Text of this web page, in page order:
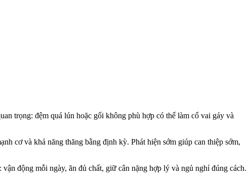
trọng: đệm quá lún hoặc gối không phù hợp có thể làm cổ vai gáy và
cơ và khả năng thăng bằng định kỳ. Phát hiện sớm giúp can thiệp sớm,
động mỗi ngày, ăn đủ chất, giữ cân nặng hợp lý và ngủ nghỉ đúng cách.